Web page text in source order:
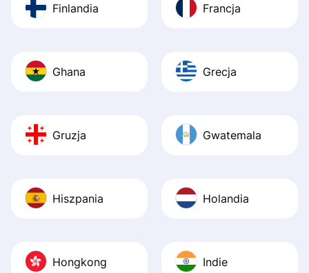
Finlandia Francja
Ghana Grecja
Gruzja Gwatemala
Hiszpania Holandia
Hongkong Indie